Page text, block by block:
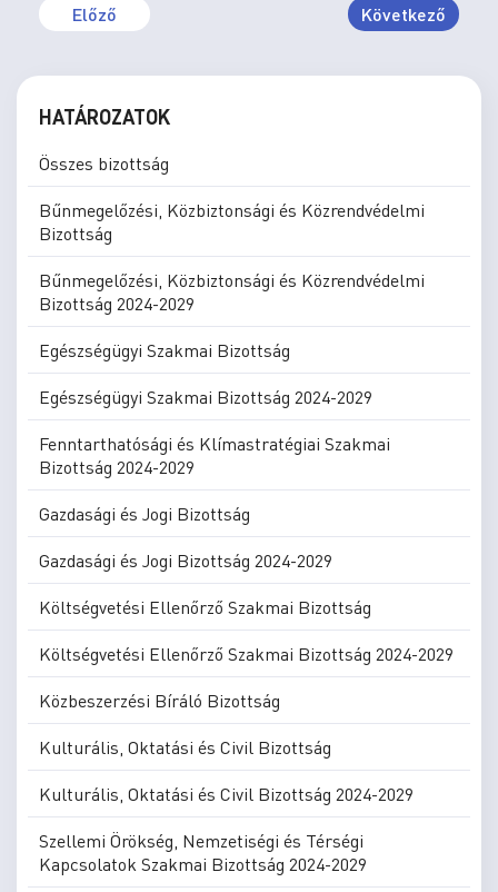
Előző Következő
HATÁROZATOK
Összes bizottság
Bűnmegelőzési, Közbiztonsági és Közrendvédelmi
Bizottság
Bűnmegelőzési, Közbiztonsági és Közrendvédelmi
Bizottság 2024-2029
Egészségügyi Szakmai Bizottság
Egészségügyi Szakmai Bizottság 2024-2029
Fenntarthatósági és Klímastratégiai Szakmai
Bizottság 2024-2029
Gazdasági és Jogi Bizottság
Gazdasági és Jogi Bizottság 2024-2029
Költségvetési Ellenőrző Szakmai Bizottság
Költségvetési Ellenőrző Szakmai Bizottság 2024-2029
Közbeszerzési Bíráló Bizottság
Kulturális, Oktatási és Civil Bizottság
Kulturális, Oktatási és Civil Bizottság 2024-2029
Szellemi Örökség, Nemzetiségi és Térségi
Kapcsolatok Szakmai Bizottság 2024-2029